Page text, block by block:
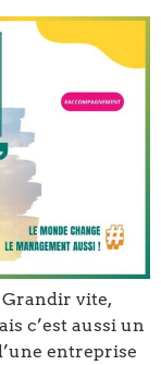
Grandir vite,
c’est aussi un
entreprise